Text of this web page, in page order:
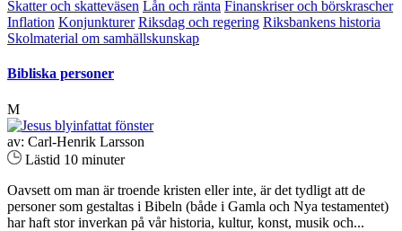
Skatter och skatteväsen Lån och ränta Finanskriser och börskrascher
Inflation Konjunkturer Riksdag och regering Riksbankens historia
Skolmaterial om samhällskunskap
Bibliska personer
M
av: Carl-Henrik Larsson
Lästid 10 minuter
Oavsett om man är troende kristen eller inte, är det tydligt att de
personer som gestaltas i Bibeln (både i Gamla och Nya testamentet)
har haft stor inverkan på vår historia, kultur, konst, musik och...